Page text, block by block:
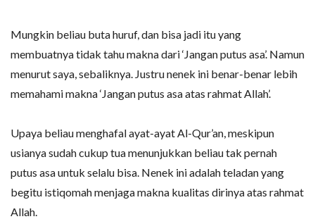
Mungkin beliau buta huruf, dan bisa jadi itu yang
membuatnya tidak tahu makna dari ‘Jangan putus asa’. Namun
menurut saya, sebaliknya. Justru nenek ini benar-benar lebih
memahami makna ‘Jangan putus asa atas rahmat Allah’.
Upaya beliau menghafal ayat-ayat Al-Qur’an, meskipun
usianya sudah cukup tua menunjukkan beliau tak pernah
putus asa untuk selalu bisa. Nenek ini adalah teladan yang
begitu istiqomah menjaga makna kualitas dirinya atas rahmat
Allah.